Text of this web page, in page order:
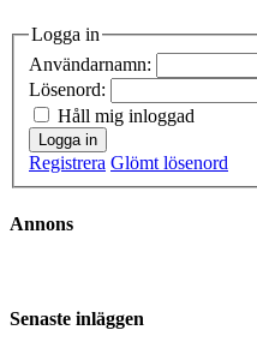
Logga in
Användarnamn:
Lösenord:
Håll mig inloggad
Logga in
Registrera Glömt lösenord
Annons
Senaste inläggen